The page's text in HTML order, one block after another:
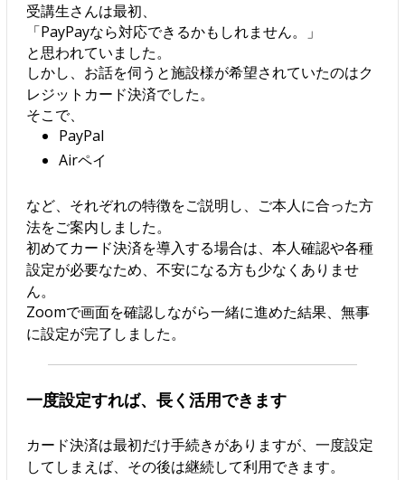
受講生さんは最初、
「PayPayなら対応できるかもしれません。」
と思われていました。
しかし、お話を伺うと施設様が希望されていたのはク
レジットカード決済でした。
そこで、
PayPal
Airペイ
など、それぞれの特徴をご説明し、ご本人に合った方
法をご案内しました。
初めてカード決済を導入する場合は、本人確認や各種
設定が必要なため、不安になる方も少なくありませ
ん。
Zoomで画面を確認しながら一緒に進めた結果、無事
に設定が完了しました。
一度設定すれば、長く活用できます
カード決済は最初だけ手続きがありますが、一度設定
してしまえば、その後は継続して利用できます。